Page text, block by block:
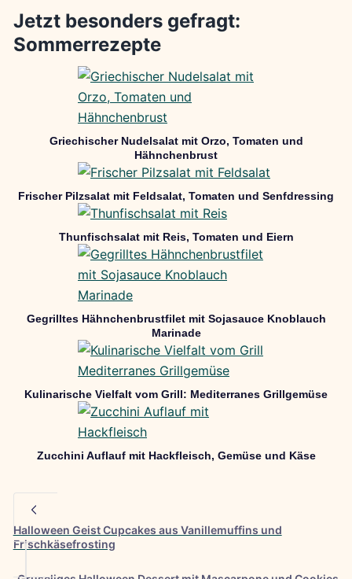
Jetzt besonders gefragt:
Sommerrezepte
Griechischer Nudelsalat mit Orzo, Tomaten und
Hähnchenbrust
Frischer Pilzsalat mit Feldsalat, Tomaten und Senfdressing
Thunfischsalat mit Reis, Tomaten und Eiern
Gegrilltes Hähnchenbrustfilet mit Sojasauce Knoblauch
Marinade
Kulinarische Vielfalt vom Grill: Mediterranes Grillgemüse
Zucchini Auflauf mit Hackfleisch, Gemüse und Käse
Halloween Geist Cupcakes aus Vanillemuffins und
Frischkäsefrosting